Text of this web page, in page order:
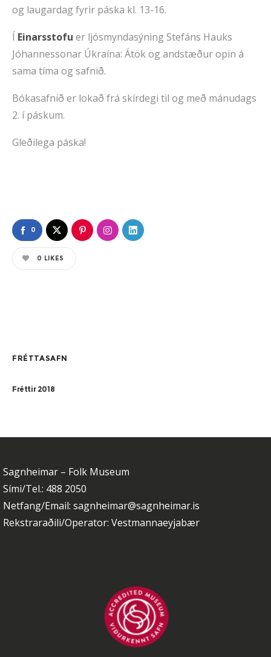
og laugardag fyrir páska kl. 13-16.
Í Einarsstofu er ljósmyndasýning Stefáns Hauks
Jóhannessonar Úkraína: Átök og andstæður opin á
sama tíma og safnið.
Bókasafnið er lokað frá skírdegi til og með mánudags
2. í páskum.
Gleðilega páska!
0
0 LIKES
FRÉTTASAFN
Fréttir 2018
Sagnheimar – Folk Museum
Sími/Tel.: 488 2050
Netfang/Email: sagnheimar@sagnheimar.is
Rekstraraðili/Operator: Vestmannaeyjabær